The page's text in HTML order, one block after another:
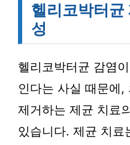
헬리코박터균
성
헬리코박터균 감염
인다는 사실 때문에,
제거하는 제균 치료
있습니다. 제균 치료